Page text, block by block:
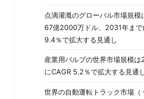
点滴灌漑のグローバル市場規
67億2000万ドル、2031年まで
9.4％で拡大する見通し
産業用バルブの世界市場規模
にCAGR 5.2％で拡大する見通
世界の自動運転トラック市場（